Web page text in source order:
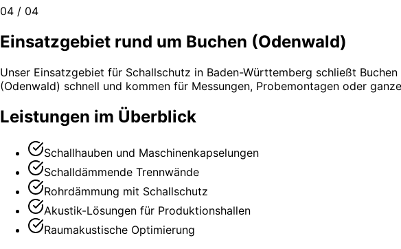
04 / 04
Einsatzgebiet rund um Buchen (Odenwald)
Unser Einsatzgebiet für Schallschutz in Baden-Württemberg schließt
(Odenwald) schnell und kommen für Messungen, Probemontagen oder
Leistungen im Überblick
Schallhauben und Maschinenkapselungen
Schalldämmende Trennwände
Rohrdämmung mit Schallschutz
Akustik-Lösungen für Produktionshallen
Raumakustische Optimierung